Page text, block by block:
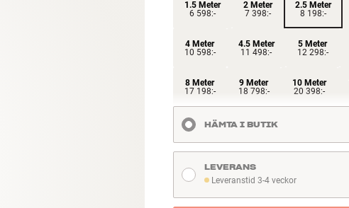
1.5 Meter
6 598:-
2 Meter
7 398:-
2.5 Meter
8 198:-
4 Meter
10 598:-
4.5 Meter
11 498:-
5 Meter
12 298:-
8 Meter
17 198:-
9 Meter
18 798:-
10 Meter
20 398:-
HÄMTA I BUTIK
Leveranstid 3-4 veckor
Leveranstid 3-4 veckor
LEVERANS